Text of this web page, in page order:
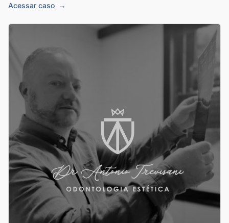
Acessar caso →